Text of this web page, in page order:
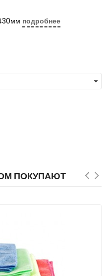
подробнее
ПОКУПАЮТ